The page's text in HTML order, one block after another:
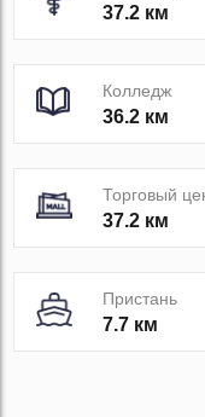
37.2 км
Колледж
36.2 км
Торговый
37.2 км
Пристань
7.7 км